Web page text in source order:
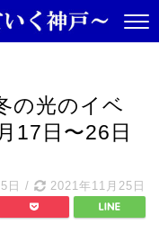
の光のイベ
17日〜26日
日 / 2021年11月25日